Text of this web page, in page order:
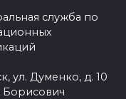
служба по
ул. Думенко, д. 10
Борисович